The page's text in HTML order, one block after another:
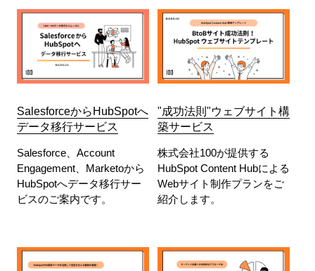
SalesforceからHubSpotへ
データ移行サービス
Salesforce、Account
Engagement、Marketoから
HubSpotへデータ移行サー
ビスのご案内です。
"成功法則"ウェブサイト構
築サービス
株式会社100が提供する
HubSpot Content Hubによる
Webサイト制作プランをご
紹介します。